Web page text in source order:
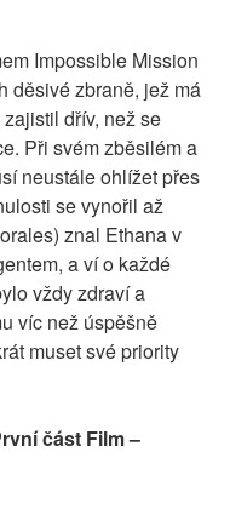
Impossible Mission
děsivé zbraně, jež má
dřív, než se
Při svém zběsilém a
neustále ohlížet přes
se vynořil až
znal Ethana v
a ví o každé
vždy zdraví a
víc než úspěšně
muset své priority
část Film –